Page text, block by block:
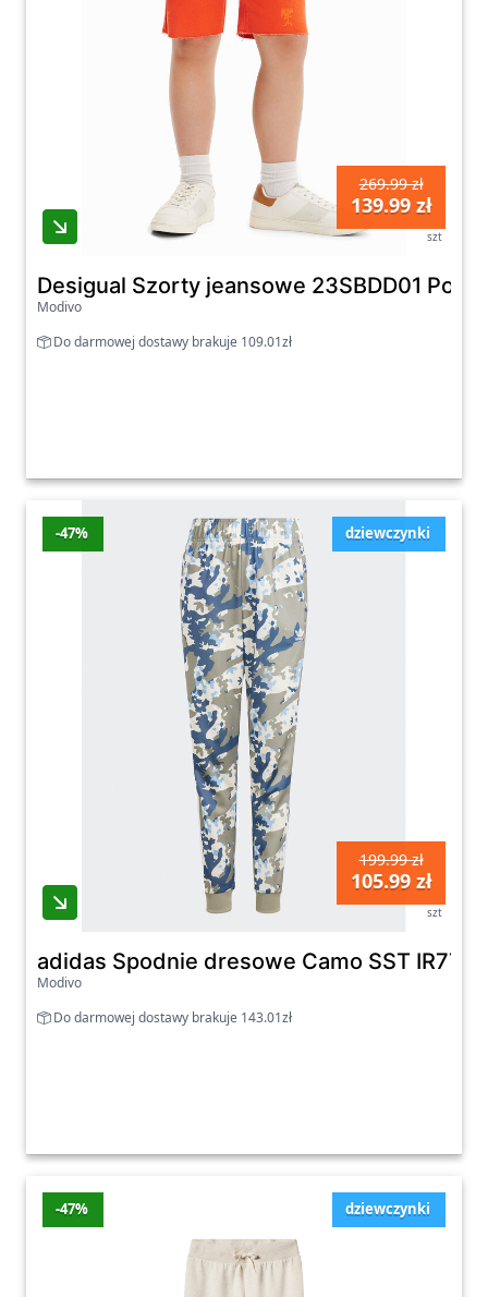
269.99 zł
139.99 zł
szt
Desigual Szorty jeansowe 23SBDD01
Modivo
Do darmowej dostawy brakuje 109.01zł
dziewczynki
-47%
199.99 zł
105.99 zł
szt
adidas Spodnie dresowe Camo SST
Modivo
Do darmowej dostawy brakuje 143.01zł
dziewczynki
-47%